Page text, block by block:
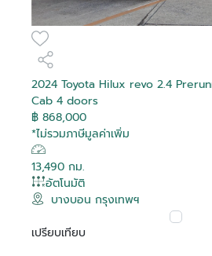
2024 Toyota Hilux revo 2.4
Cab 4 doors
฿ 868,000
*ไม่รวมภาษีมูลค่าเพิ่ม
13,490 กม.
อัตโนมัติ
บางบอน กรุงเทพฯ
เปรียบเทียบ